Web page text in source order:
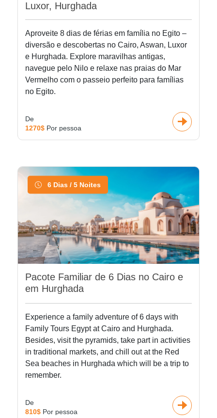
Luxor, Hurghada
Aproveite 8 dias de férias em família no Egito –
diversão e descobertas no Cairo, Aswan, Luxor
e Hurghada. Explore maravilhas antigas,
navegue pelo Nilo e relaxe nas praias do Mar
Vermelho com o passeio perfeito para famílias
no Egito.
De
1270$ Por pessoa
6 Dias / 5 Noites
Pacote Familiar de 6 Dias no Cairo e
em Hurghada
Experience a family adventure of 6 days with
Family Tours Egypt at Cairo and Hurghada.
Besides, visit the pyramids, take part in activities
in traditional markets, and chill out at the Red
Sea beaches in Hurghada which will be a trip to
remember.
De
810$ Por pessoa